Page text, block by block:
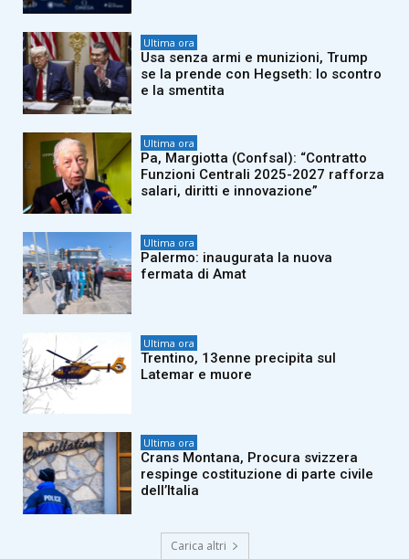
Ultima ora
Usa senza armi e munizioni, Trump
se la prende con Hegseth: lo scontro
e la smentita
Ultima ora
Pa, Margiotta (Confsal): “Contratto
Funzioni Centrali 2025-2027 rafforza
salari, diritti e innovazione”
Ultima ora
Palermo: inaugurata la nuova
fermata di Amat
Ultima ora
Trentino, 13enne precipita sul
Latemar e muore
Ultima ora
Crans Montana, Procura svizzera
respinge costituzione di parte civile
dell’Italia
Carica altri